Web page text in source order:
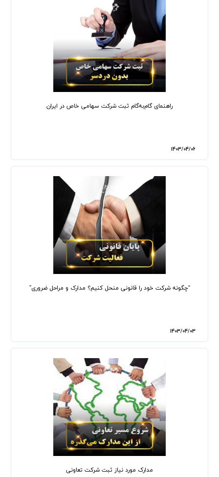
راهنمای گام‌به‌گام ثبت شرکت سهامی خاص در ایران
1403/04/06
“چگونه شرکت خود را قانونی منحل کنیم؟ مدارک و مراحل ضروری”
1403/04/03
مدارک مورد نیاز ثبت شرکت تعاونی